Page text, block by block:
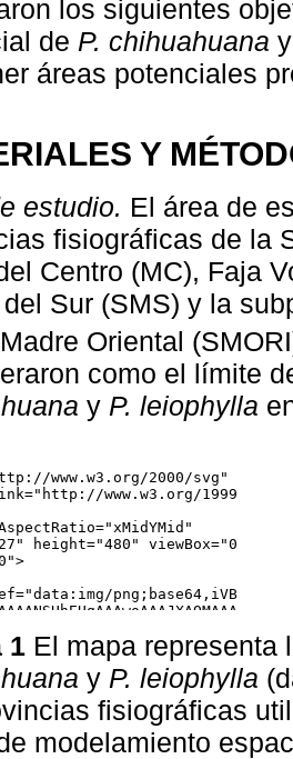
los siguientes
de P. chihuahuana
áreas potenciales
Y
estudio. El área de
fisiográficas de la
Centro (MC), Faja
Sur (SMS) y la
Oriental
como el límite
y P. leiophylla
1 El mapa
y P. leiophylla
fisiográficas
modelamiento